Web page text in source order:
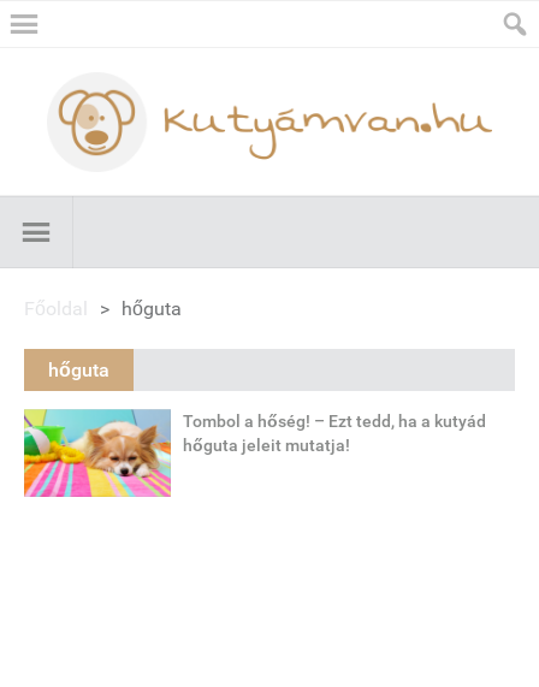
Főoldal > hőguta
hőguta
Tombol a hőség! – Ezt tedd, ha a kutyád
hőguta jeleit mutatja!